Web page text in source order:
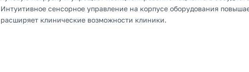
Интуитивное сенсорное управление на корпусе оборудования
расширяет клинические возможности клиники.